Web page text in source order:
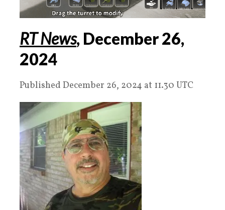
RTNews, December 26,
2024
Published December 26, 2024 at 11.30 UTC